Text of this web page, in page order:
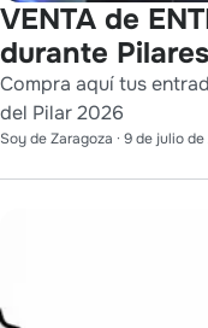
VENTA de
durante
Compra aquí tus
del Pilar 2026
Soy de Zaragoza · 9 de julio